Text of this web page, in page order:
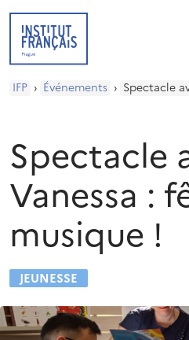
IFP › Événements ›
Spectacle
Vanessa :
musique !
JEUNESSE